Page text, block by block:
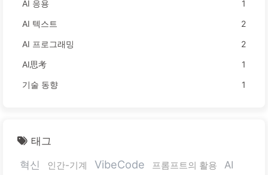
AI 응용
1
AI 텍스트
2
AI 프로그래밍
2
AI思考
1
기술 동향
1
태그
혁신
인간-기계 VibeCode 프롬프트의 활용 AI